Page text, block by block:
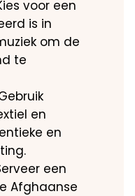
voor een
is in
om de
te
en
en
een
Afghaanse